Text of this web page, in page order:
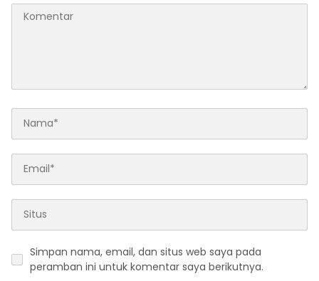
Simpan nama, email, dan situs web saya pada
peramban ini untuk komentar saya berikutnya.